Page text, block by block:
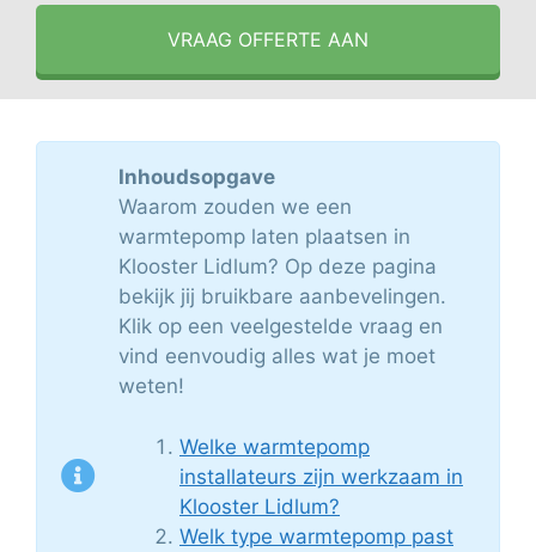
VRAAG OFFERTE AAN
Inhoudsopgave
Waarom zouden we een
warmtepomp laten plaatsen in
Klooster Lidlum? Op deze pagina
bekijk jij bruikbare aanbevelingen.
Klik op een veelgestelde vraag en
vind eenvoudig alles wat je moet
weten!
Welke warmtepomp
installateurs zijn werkzaam in
Klooster Lidlum?
Welk type warmtepomp past